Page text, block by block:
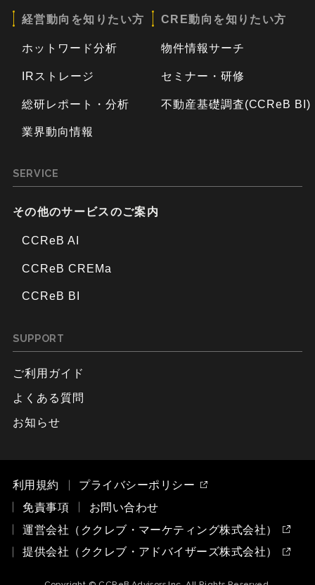
経営動向を知りたい方
ホットワード分析
IRストレージ
総研レポート・分析
業界動向情報
CRE動向を知りたい方
物件情報サーチ
セミナー・研修
不動産基礎調査(CCReB BI)
SERVICE
その他のサービスのご案内
CCReB AI
CCReB CREMa
CCReB BI
SUPPORT
ご利用ガイド
よくある質問
お知らせ
利用規約
プライバシーポリシー
免責事項
お問い合わせ
運営会社（ククレブ・マーケティング株式会社）
提供会社（ククレブ・アドバイザーズ株式会社）